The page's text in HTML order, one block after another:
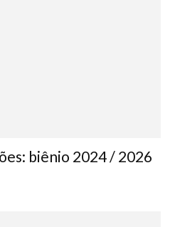
biênio 2024 / 2026